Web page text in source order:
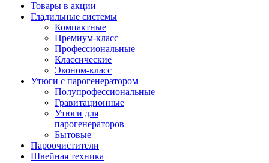
Товары в акции
Гладильные системы
Компактные
Премиум-класс
Профессиональные
Классические
Эконом-класс
Утюги с парогенератором
Полупрофессиональные
Гравитационные
Утюги для
парогенераторов
Бытовые
Пароочистители
Швейная техника